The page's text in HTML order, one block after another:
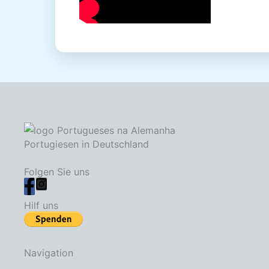
Portugiesen in Deutschland
Folgen Sie uns
Hilf uns
Navigation